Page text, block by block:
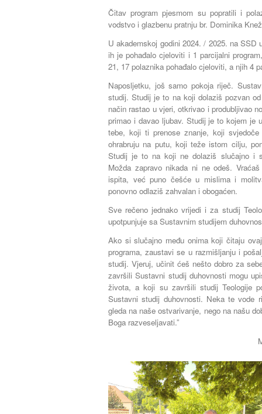
Čitav program pjesmom su popratili i
vodstvo i glazbenu pratnju br. Dominika
U akademskoj godini 2024. / 2025. na SSD
ih je pohađalo cjeloviti i 1 parcijalni
21, 17 polaznika pohađalo cjeloviti, a njih 4
Naposljetku, još samo pokoja riječ.
studij. Studij je to na koji dolaziš pozvan
način rastao u vjeri, otkrivao i produbljivao
primao i davao ljubav. Studij je to kojem je
tebe, koji ti prenose znanje, koji
ohrabruju na putu, koji teže istom cilju,
Studij je to na koji ne dolaziš slučajno i
Možda zapravo nikada ni ne odeš.
ispita, već puno češće u mislima i
ponovno odlaziš zahvalan i obogaćen.
Sve rečeno jednako vrijedi i za studij
upotpunjuje sa Sustavnim studijem
Ako si slučajno među onima koji čitaju
programa, zaustavi se u razmišljanju i
studij. Vjeruj, učinit ćeš nešto dobro za
završili Sustavni studij duhovnosti mogu
života, a koji su završili studij Teologije
Sustavni studij duhovnosti. Neka te vode
gleda na naše ostvarivanje, nego na našu
Boga razveseljavati.”